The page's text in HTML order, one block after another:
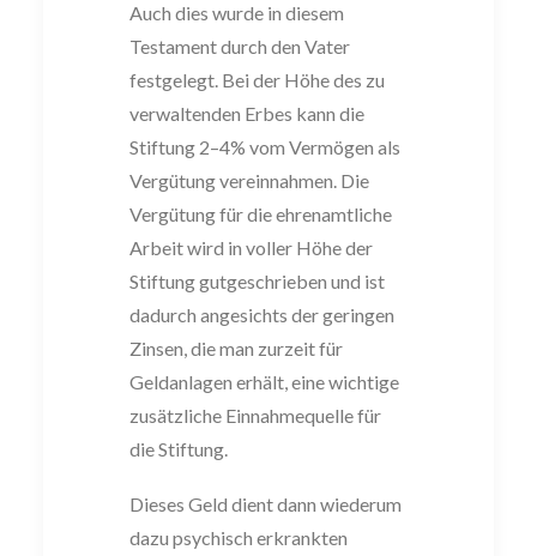
Auch dies wurde in diesem
Testament durch den Vater
festgelegt. Bei der Höhe des zu
verwaltenden Erbes kann die
Stiftung 2–4% vom Vermögen als
Vergütung vereinnahmen. Die
Vergütung für die ehrenamtliche
Arbeit wird in voller Höhe der
Stiftunggutgeschrieben und ist
dadurch angesichts der geringen
Zinsen, die man zurzeit für
Geldanlagen erhält, eine wichtige
zusätzliche Einnahmequelle für
die Stiftung.
Dieses Geld dient dann wiederum
dazu psychisch erkrankten